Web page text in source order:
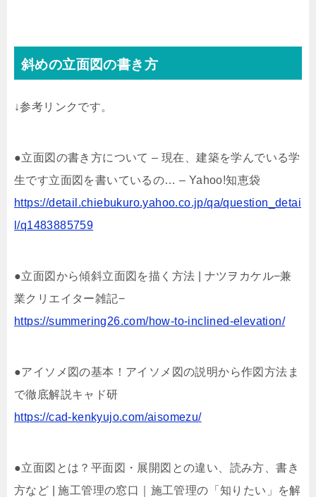
斜めの立面図の書き方
↓参考リンクです。
●立面図の書き方について – 現在、建築を学んでいる学
生です立面図を書いているの… – Yahoo!知恵袋
https://detail.chiebukuro.yahoo.co.jp/qa/question_detai
l/q1483885759
●立面図から傾斜立面図を描く方法 | ナツヲカケル−兼
業クリエイター雑記−
https://summering26.com/how-to-inclined-elevation/
●アイソメ図の基本！アイソメ図の説明から作図方法ま
で徹底解説キャド研
https://cad-kenkyujo.com/aisomezu/
●立面図とは？平面図・展開図との違い、読み方、書き
方など | 施工管理の窓口｜施工管理の「知りたい」を解